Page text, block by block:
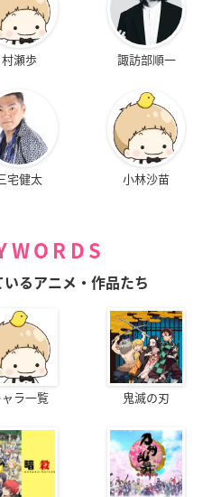
れるのではないでしょうか。
。
ていければと思います。
さん
テン。
たのが高
優しそう
しい。
だけますでしょうか。
一生懸命になる。
つつ、ほっこりもします。
村瀬歩 諏訪部順一
宅健太 小林沙苗
るアニメ・作品たち
ラ一覧 鬼滅の刃